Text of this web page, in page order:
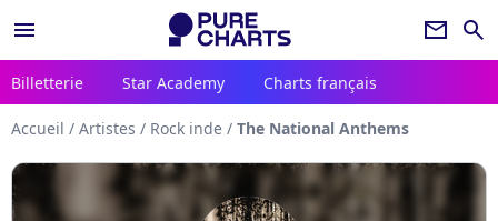
menu newsletter search
Billetterie Star Academy Charts français
Accueil / Artistes / Rock inde / The National Anthems